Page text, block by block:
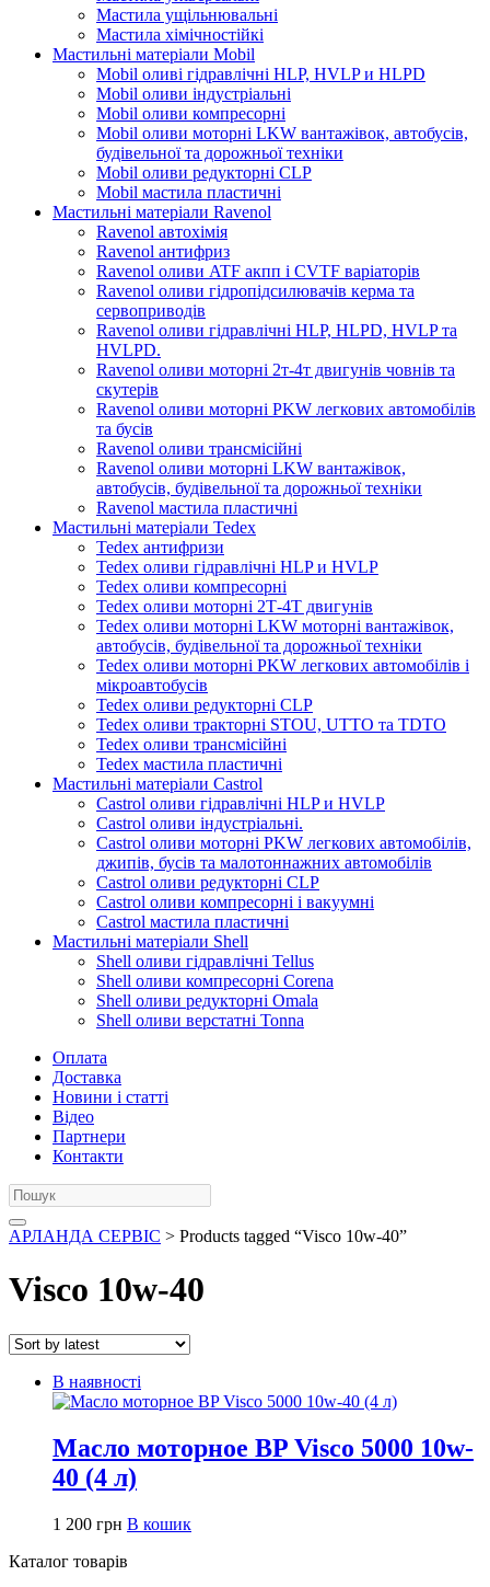
Мастила ущільнювальні
Мастила хімічностійкі
Мастильні матеріали Mobil
Mobil оливі гідравлічні HLP, HVLP и HLPD
Mobil оливи індустріальні
Mobil оливи компресорні
Mobil оливи моторні LKW вантажівок, автобусів,
будівельної та дорожньої техніки
Mobil оливи редукторні CLP
Mobil мастила пластичні
Мастильні матеріали Ravenol
Ravenol автохімія
Ravenol антифриз
Ravenol оливи ATF акпп і CVTF варіаторів
Ravenol оливи гідропідсилювачів керма та
сервоприводів
Ravenol оливи гідравлічні HLP, HLPD, HVLP та
HVLPD.
Ravenol оливи моторні 2т-4т двигунів човнів та
скутерів
Ravenol оливи моторні PKW легкових автомобілів
та бусів
Ravenol оливи трансмісійні
Ravenol оливи моторні LKW вантажівок,
автобусів, будівельної та дорожньої техніки
Ravenol мастила пластичні
Мастильні матеріали Tedex
Tedex антифризи
Tedex оливи гідравлічні HLP и HVLP
Tedex оливи компресорні
Tedex оливи моторні 2Т-4Т двигунів
Tedex оливи моторні LKW моторні вантажівок,
автобусів, будівельної та дорожньої техніки
Tedex оливи моторні PKW легкових автомобілів і
мікроавтобусів
Tedex оливи редукторні CLP
Tedex оливи тракторні STOU, UTTO та TDTO
Tedex оливи трансмісійні
Tedex мастила пластичні
Мастильні матеріали Castrol
Castrol оливи гідравлічні HLP и HVLP
Castrol оливи індустріальні.
Castrol оливи моторні PKW легкових автомобілів,
джипів, бусів та малотоннажних автомобілів
Castrol оливи редукторні CLP
Castrol оливи компресорні і вакуумні
Castrol мастила пластичні
Мастильні матеріали Shell
Shell оливи гідравлічні Tellus
Shell оливи компресорні Corena
Shell оливи редукторні Omala
Shell оливи верстатні Tonna
Оплата
Доставка
Новини і статті
Відео
Партнери
Контакти
АРЛАНДА СЕРВІС > Products tagged “Visco 10w-40”
Visco 10w-40
В наявності
Масло моторное BP Visco 5000 10w-
40 (4 л)
1 200 грн В кошик
Каталог товарів